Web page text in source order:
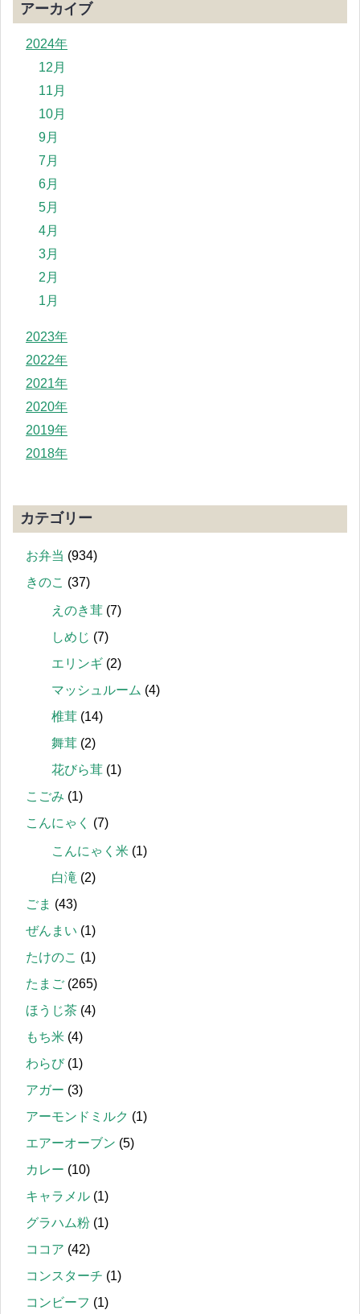
アーカイブ
2024年
12月
11月
10月
9月
7月
6月
5月
4月
3月
2月
1月
2023年
2022年
2021年
2020年
2019年
2018年
カテゴリー
お弁当 (934)
きのこ (37)
えのき茸 (7)
しめじ (7)
エリンギ (2)
マッシュルーム (4)
椎茸 (14)
舞茸 (2)
花びら茸 (1)
こごみ (1)
こんにゃく
(7)
こんにゃく米 (1)
白滝 (2)
ごま (43)
ぜんまい (1)
たけのこ (1)
たまご (265)
ほうじ茶 (4)
もち米 (4)
わらび(1)
アガー (3)
アーモンドミルク (1)
エアーオーブン (5)
カレー (10)
キャラメル (1)
グラハム粉 (1)
ココア (42)
コンスターチ (1)
コンビーフ (1)